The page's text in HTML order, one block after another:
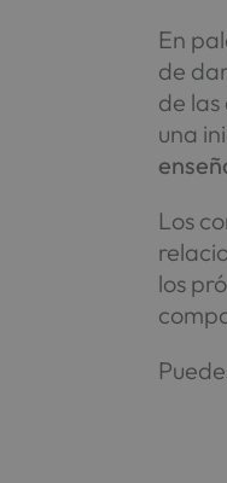
En
de
de
una
Los
los